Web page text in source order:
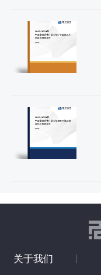
关于我们